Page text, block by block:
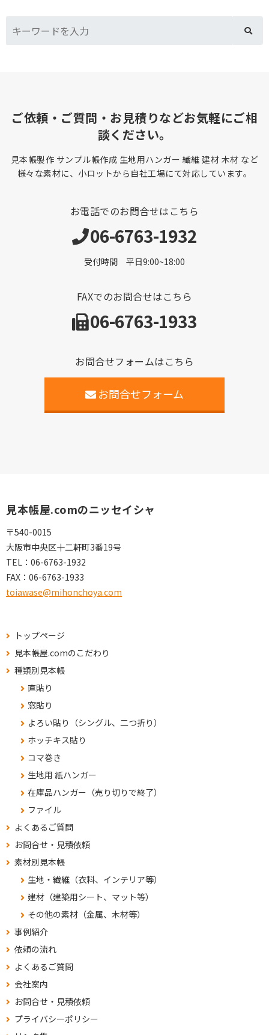
ご依頼・ご質問・お見積りなどお気軽にご相
談ください。
見本帳製作 サンプル帳作成 生地用ハンガー 繊維 建材 木材 など
様々な素材に、小ロットから自社工場にて対応しています。
お電話でのお問合せはこちら
06-6763-1932
受付時間 平日9:00~18:00
FAXでのお問合せはこちら
06-6763-1933
お問合せフォームはこちら
お問合せフォーム
見本帳屋.comのニッセイシャ
〒540-0015
大阪市中央区十二軒町3番19号
TEL： 06-6763-1932
FAX： 06-6763-1933
toiawase@mihonchoya.com
トップページ
見本帳屋.comのこだわり
種類別見本帳
直貼り
窓貼り
よろい貼り（シングル、二つ折り）
ホッチキス貼り
コマ巻き
生地用 紙ハンガー
在庫品ハンガー（売り切りで終了）
ファイル
よくあるご質問
お問合せ・見積依頼
素材別見本帳
生地・繊維（衣料、インテリア等）
建材（建築用シート、マット等）
その他の素材（金属、木材等）
事例紹介
依頼の流れ
よくあるご質問
会社案内
お問合せ・見積依頼
プライバシーポリシー